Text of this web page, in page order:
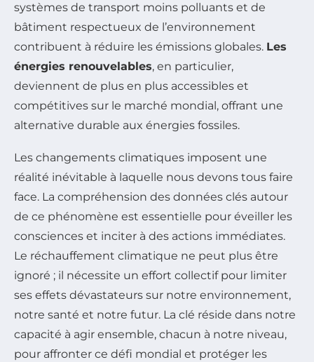
systèmes de transport moins polluants et de
bâtiment respectueux de l’environnement
contribuent à réduire les émissions globales. Les
énergies renouvelables, en particulier,
deviennent de plus en plus accessibles et
compétitives sur le marché mondial, offrant une
alternative durable aux énergies fossiles.
Les changements climatiques imposent une
réalité inévitable à laquelle nous devons tous faire
face. La compréhension des données clés autour
de ce phénomène est essentielle pour éveiller les
consciences et inciter à des actions immédiates.
Le réchauffement climatique ne peut plus être
ignoré ; il nécessite un effort collectif pour limiter
ses effets dévastateurs sur notre environnement,
notre santé et notre futur. La clé réside dans notre
capacité à agir ensemble, chacun à notre niveau,
pour affronter ce défi mondial et protéger les